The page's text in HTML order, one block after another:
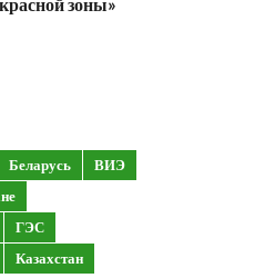
Беларусь
ВИЭ
ГЭС
Казахстан